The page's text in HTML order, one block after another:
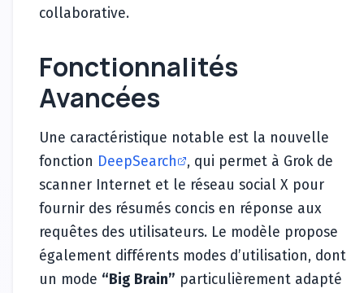
collaborative.
Fonctionnalités
Avancées
Une caractéristique notable est la nouvelle
fonction DeepSearch
, qui permet à Grok de
scanner Internet et le réseau social X pour
fournir des résumés concis en réponse aux
requêtes des utilisateurs. Le modèle propose
également différents modes d’utilisation, dont
un mode “Big Brain” particulièrement adapté